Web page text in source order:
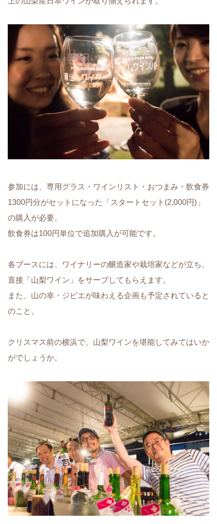
参加には、専用グラス・ワインリスト・おつまみ・飲食券
1300円分がセットになった「スタートセット(2,000円)」
の購入が必要。
飲食券は100円単位で追加購入が可能です。
各ブースには、ワイナリーの醸造家や栽培家などが立ち、
直接「山梨ワイン」をサーブしてもらえます。
また、山の幸・ジビエが味わえる企画も予定されていると
のこと。
クリスマス前の横浜で、山梨ワインを堪能してみてはいか
がでしょうか。